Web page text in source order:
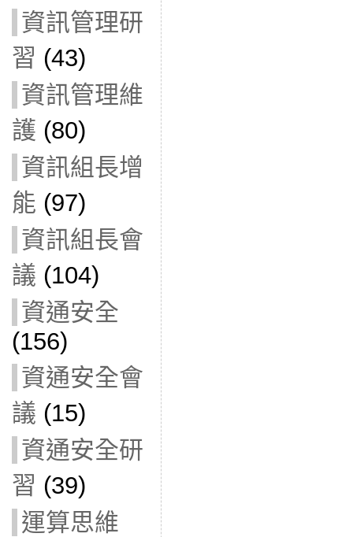
資訊管理研
習 (43)
資訊管理維
護 (80)
資訊組長增
能 (97)
資訊組長會
議 (104)
資通安全
(156)
資通安全會
議 (15)
資通安全研
習 (39)
運算思維